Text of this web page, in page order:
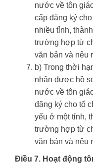
nước về tôn
cấp đăng ký
nhiều tỉnh,
trường hợp từ
văn bản và nêu
b) Trong thời
nhận được hồ
nước về tôn
đăng ký cho tổ
yếu ở một tỉnh,
trường hợp từ
văn bản và nêu
Điều 7. Hoạt động